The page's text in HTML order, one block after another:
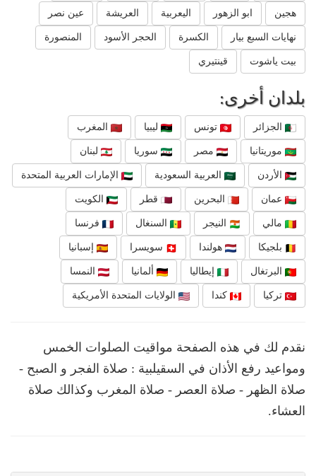
هجين ابو الزهور اليعربية العريشة عين نصر
نهايات السبع بيار الكسرة الحجر الأسود المنصورة
بيت ياشوت قينتيري
بلدان أخرى:
الجزائر تونس ليبيا المغرب
موريتانيا مصر سوريا لبنان
الأردن العربية السعودية الإمارات العربية المتحدة
عمان البحرين قطر الكويت
مالي النيجر السنغال فرنسا
بلجيكا هولندا سويسرا إسبانيا
البرتغال إيطاليا ألمانيا النمسا
تركيا كندا الولايات المتحدة الأمريكية
نقدم لك في هذه الصفحة مواقيت الصلوات الخمس
ومواعيد رفع الأذان في السقيلبية : صلاة الفجر و الصبح -
صلاة الظهر - صلاة العصر - صلاة المغرب وكذالك صلاة
العشاء.